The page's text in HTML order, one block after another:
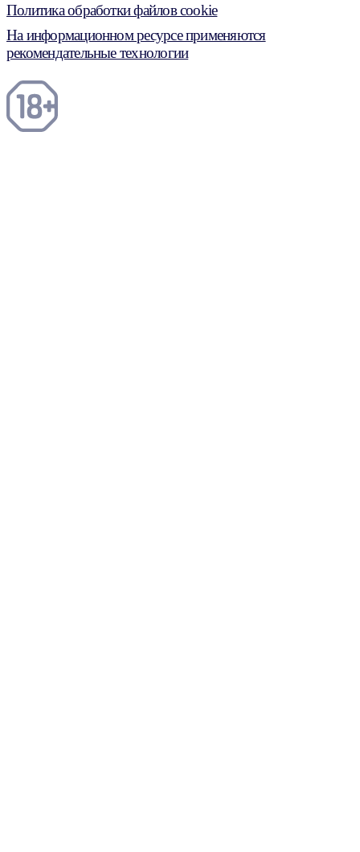
Политика обработки файлов cookie
На информационном ресурсе применяются
рекомендательные технологии